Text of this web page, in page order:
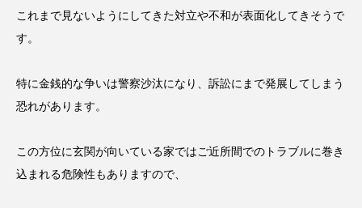
これまで見ないようにしてきた対立や不和が表面化してきそうで
す。
特に金銭的な争いは警察沙汰になり、訴訟にまで発展してしまう
恐れがあります。
この方位に玄関が向いている家ではご近所間でのトラブルに巻き
込まれる危険性もありますので、